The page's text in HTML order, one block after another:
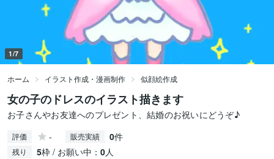
1/7
ホーム イラスト作成・漫画制作 似顔絵作成
女の子のドレスのイラスト描きます
お子さんやお友達へのプレゼント、結婚のお祝いにどうぞ♪
評価 - 販売実績 0件
残り 5枠 / お願い中： 0人